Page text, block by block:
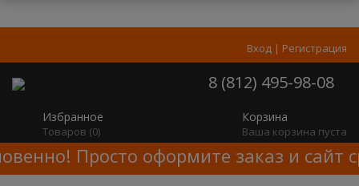
Вход | Регистрация
8 (812) 495-98-08
Избранное
Товаров (0)
Корзина
Ваша корзина пуста
Просто оформите заказ и